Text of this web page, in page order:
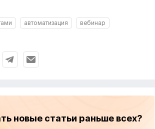
автоматизация
вебинар
новые статьи раньше всех?